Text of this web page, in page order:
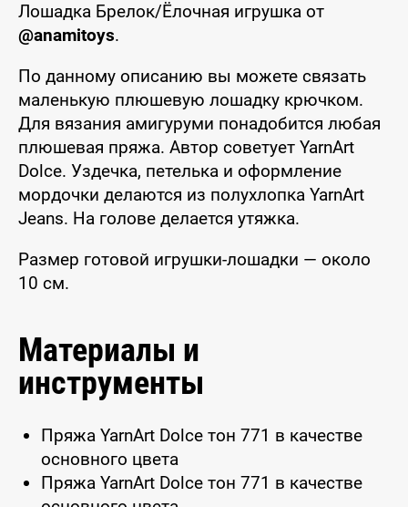
Лошадка Брелок/Ёлочная игрушка от
@anamitoys.
По данному описанию вы можете связать
маленькую плюшевую лошадку крючком.
Для вязания амигуруми понадобится любая
плюшевая пряжа. Автор советует YarnArt
Dolce. Уздечка, петелька и оформление
мордочки делаются из полухлопка YarnArt
Jeans. На голове делается утяжка.
Размер готовой игрушки-лошадки — около
10 см.
Материалы и
инструменты
Пряжа YarnArt Dolce тон 771 в качестве
основного цвета
Пряжа YarnArt Dolce тон 771 в качестве